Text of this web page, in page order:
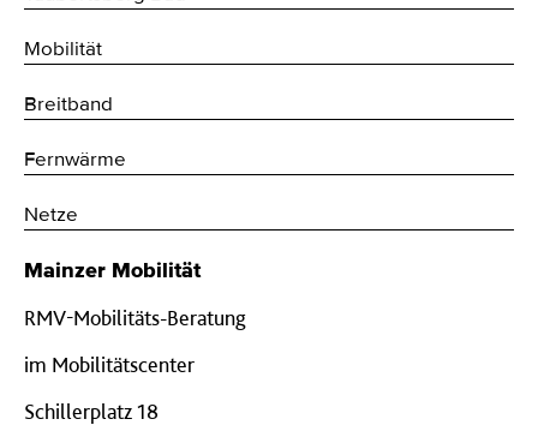
Mobilität
Breitband
Fernwärme
Netze
Mainzer Mobilität
RMV-Mobilitäts-Beratung
im Mobilitätscenter
Schillerplatz 18